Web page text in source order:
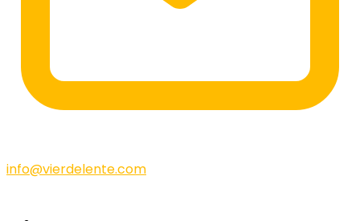
info@vierdelente.com